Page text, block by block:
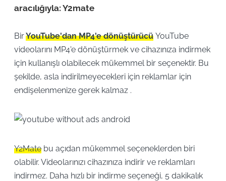
aracılığıyla: Y2mate
BirYouTube'dan MP4'e dönüştürücü YouTube
videolarını MP4'e dönüştürmek ve cihazınıza indirmek
için kullanışlı olabilecek mükemmel bir seçenektir. Bu
şekilde, asla indirilmeyecekleri için reklamlar için
endişelenmenize gerek kalmaz .
Y2Matebu açıdan mükemmel seçeneklerden biri
olabilir. Videolarınızı cihazınıza indirir ve reklamları
indirmez. Daha hızlı bir indirme seçeneği, 5 dakikalık